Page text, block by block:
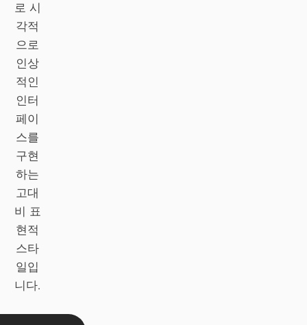
Devin for Terminal
Pi
Kiro CLI
Kilo
Mistral Vibe CLI
Qoder CLI
프로토타입
슬라이드
로 시
각적
으로
인상
적인
인터
페이
스를
구현
하는
고대
비 표
현적
스타
일입
니다.